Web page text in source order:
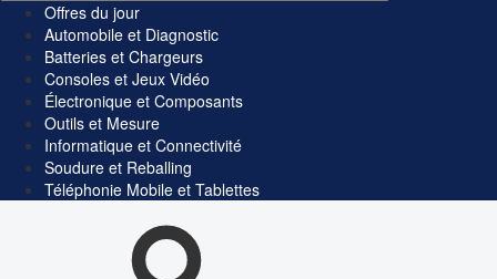
Offres du jour
Automobile et Diagnostic
Batteries et Chargeurs
Consoles et Jeux Vidéo
Électronique et Composants
Outils et Mesure
Informatique et Connectivité
Soudure et Reballing
Téléphonie Mobile et Tablettes